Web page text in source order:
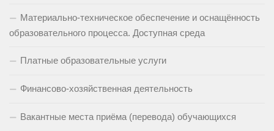
Материально-техническое обеспечение и оснащённость
образовательного процесса. Доступная среда
Платные образовательные услуги
Финансово-хозяйственная деятельность
Вакантные места приёма (перевода) обучающихся